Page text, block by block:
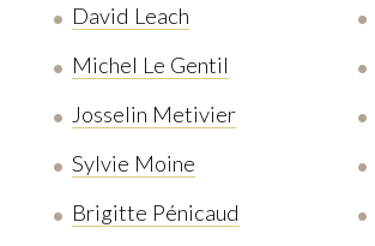
David Leach
Michel Le Gentil
Josselin Metivier
Sylvie Moine
Brigitte Pénicaud